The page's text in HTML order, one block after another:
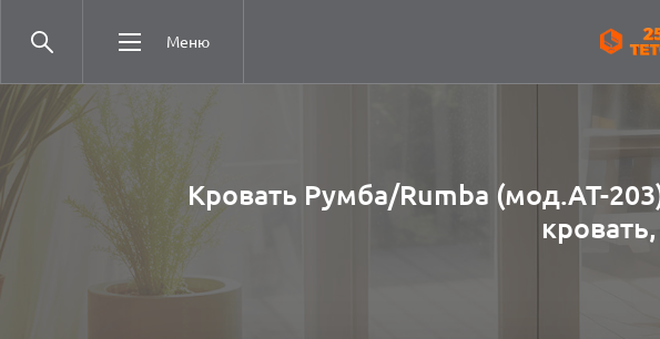
Меню
Кровать Румба/Rumba (мод.AT-